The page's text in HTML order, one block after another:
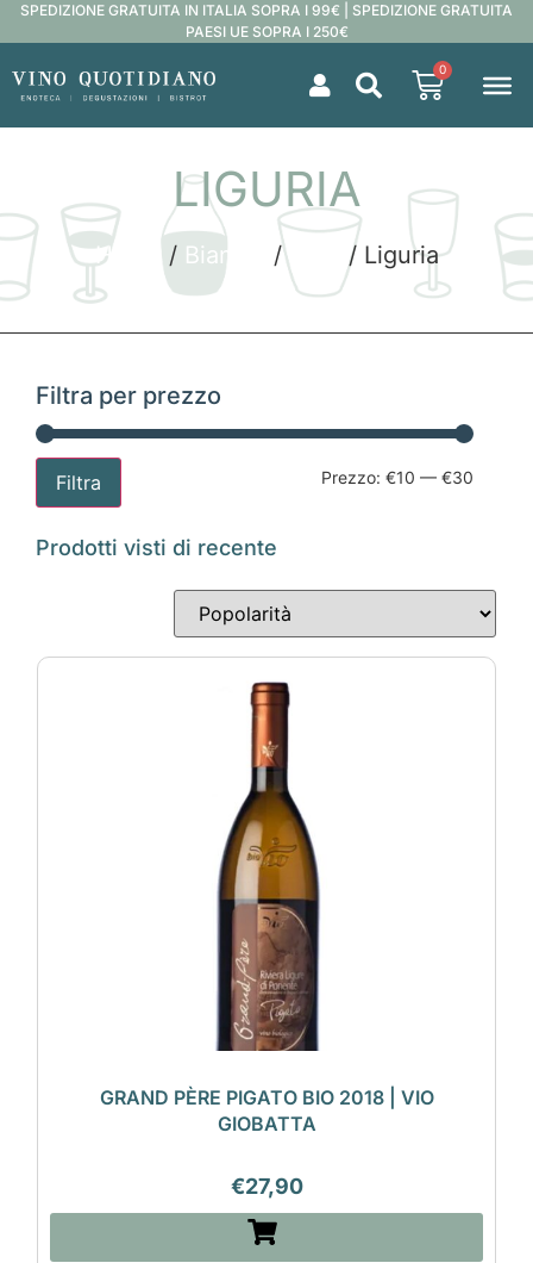
SPEDIZIONE GRATUITA IN ITALIA SOPRA I 99€ | SPEDIZIONE GRATUITA
PAESI UE SOPRA I 250€
0
LIGURIA
Home / Bianchi /Italia / Liguria
Filtra per prezzo
Filtra Prezzo: €10 — €30
Prodotti visti di recente
GRAND PÈRE PIGATO BIO 2018 | VIO
GIOBATTA
€27,90